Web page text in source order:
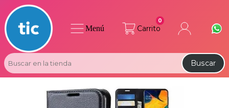
Carrito
0
Buscar
Menú